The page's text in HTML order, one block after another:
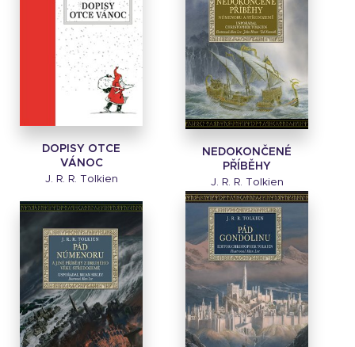
DOPISY OTCE
VÁNOC
J. R. R. Tolkien
NEDOKONČENÉ
PŘÍBĚHY
J. R. R. Tolkien